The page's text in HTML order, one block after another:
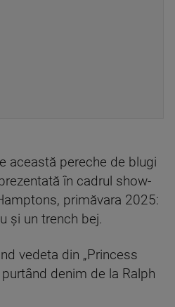
această pereche de blugi
în cadrul show-
primăvara 2025:
și un trench bej.
vedeta din „Princess
denim de la Ralph